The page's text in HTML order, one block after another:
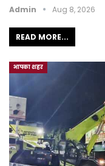
Admin Aug 8, 2026
READ MORE...
आपका शहर